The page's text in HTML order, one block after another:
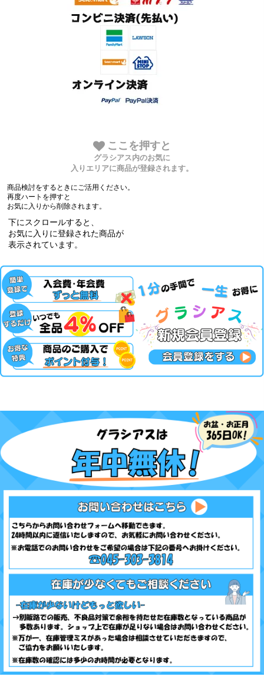
ここを押すと
グラシアス内のお気に
入りエリアに商品が登録されます。
商品検討をするときにご活用ください。
再度ハートを押すと
お気に入りから削除されます。
下にスクロールすると、
お気に入りに登録された商品が
表示されています。